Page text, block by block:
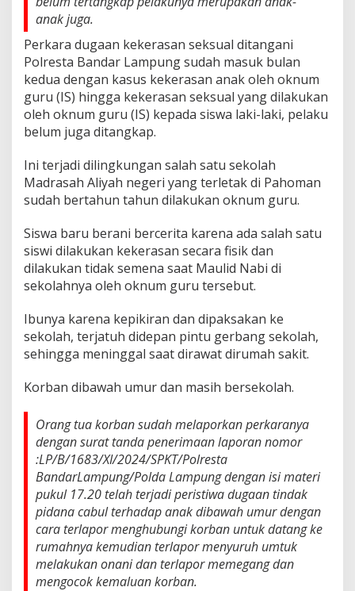
anak juga.
Perkara dugaan kekerasan seksual ditangani
Polresta Bandar Lampung sudah masuk bulan
kedua dengan kasus kekerasan anak oleh oknum
guru (IS) hingga kekerasan seksual yang dilakukan
oleh oknum guru (IS) kepada siswa laki-laki, pelaku
belum juga ditangkap.
Ini terjadi dilingkungan salah satu sekolah
Madrasah Aliyah negeri yang terletak di Pahoman
sudah bertahun tahun dilakukan oknum guru.
Siswa baru berani bercerita karena ada salah satu
siswi dilakukan kekerasan secara fisik dan
dilakukan tidak semena saat Maulid Nabi di
sekolahnya oleh oknum guru tersebut.
Ibunya karena kepikiran dan dipaksakan ke
sekolah, terjatuh didepan pintu gerbang sekolah,
sehingga meninggal saat dirawat dirumah sakit.
Korban dibawah umur dan masih bersekolah.
Orang tua korban sudah melaporkan perkaranya
dengan surat tanda penerimaan laporan nomor
:LP/B/1683/XI/2024/SPKT/Polresta
BandarLampung/Polda Lampung dengan isi materi
pukul 17.20 telah terjadi peristiwa dugaan tindak
pidana cabul terhadap anak dibawah umur dengan
cara terlapor menghubungi korban untuk datang ke
rumahnya kemudian terlapor menyuruh umtuk
melakukan onani dan terlapor memegang dan
mengocok kemaluan korban.